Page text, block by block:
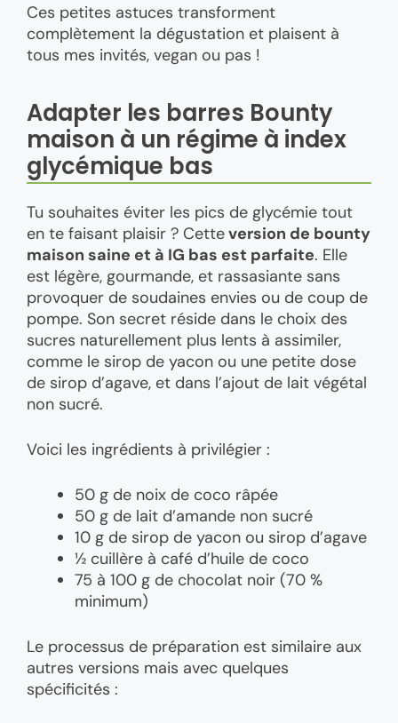
Ces petites astuces transforment
complètement la dégustation et plaisent à
tous mes invités, vegan ou pas !
Adapter les barres Bounty
maison à un régime à index
glycémique bas
Tu souhaites éviter les pics de glycémie tout
en te faisant plaisir ? Cetteversion de bounty
maison saine et à IG bas est parfaite. Elle
est légère, gourmande, et rassasiante sans
provoquer de soudaines envies ou de coup de
pompe. Son secret réside dans le choix des
sucres naturellement plus lents à assimiler,
comme le sirop de yacon ou une petite dose
de sirop d’agave, et dans l’ajout de lait végétal
non sucré.
Voici les ingrédients à privilégier :
50 g de noix de coco râpée
50 g de lait d’amande non sucré
10 g de sirop de yacon ou sirop d’agave
½ cuillère à café d’huile de coco
75 à 100 g de chocolat noir (70 %
minimum)
Le processus de préparation est similaire aux
autres versions mais avec quelques
spécificités :